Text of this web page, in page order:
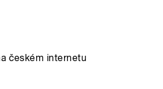
českém internetu